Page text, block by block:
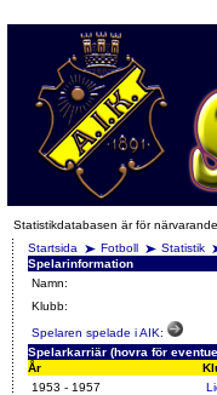
Statistikdatabasen är för
Startsida
Fotboll Statistik
Spelarinformation
Namn:
Klubb:
Spelaren spelade i AIK:
Spelarkarriär (hovra för
År
1953 - 1957